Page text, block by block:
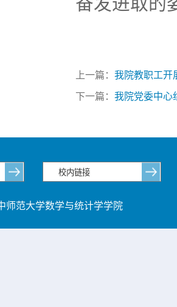
上一篇： 我院教职工开
下一篇： 我院党委中心
师范大学数学与统计学学院